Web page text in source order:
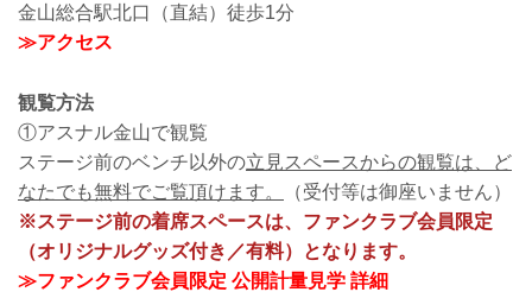
金山総合駅北口（直結）徒歩1分
≫アクセス
観覧方法
①アスナル金山で観覧
ステージ前のベンチ以外の立見スペースからの観覧は、ど
なたでも無料でご覧頂けます。
（受付等は御座いません）
※ステージ前の着席スペースは、ファンクラブ会員限定
（オリジナルグッズ付き／有料）となります。
≫ファンクラブ会員限定 公開計量見学 詳細